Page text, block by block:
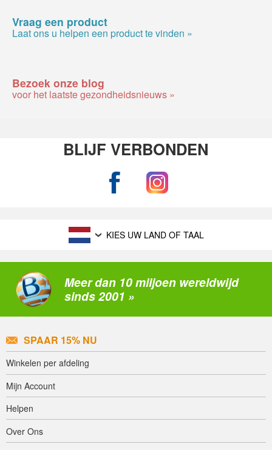
Vraag een product
Laat ons u helpen een product te vinden »
Bezoek onze blog
voor het laatste gezondheidsnieuws »
BLIJF VERBONDEN
KIES UW LAND OF TAAL
Meer dan 10 miljoen wereldwijd
sinds 2001 »
SPAAR 15% NU
Winkelen per afdeling
Mijn Account
Helpen
Over Ons